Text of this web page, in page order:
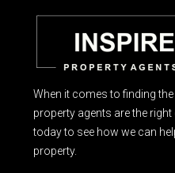
When it comes to finding
property agents are the
today to see how we can
property.